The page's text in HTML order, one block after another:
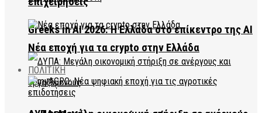
Greeks in AI 2026: Η Ελλάδα στο επίκεντρο της AI
Νέα εποχή για τα crypto στην Ελλάδα
ΠΟΛΙΤΙΚΗ